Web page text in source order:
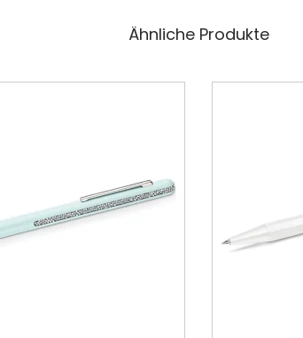
Ähnliche Produkte